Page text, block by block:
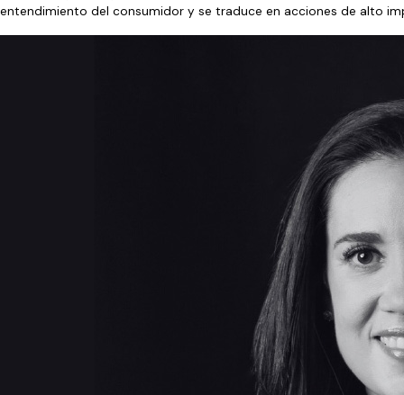
entendimiento del consumidor y se traduce en acciones de alto